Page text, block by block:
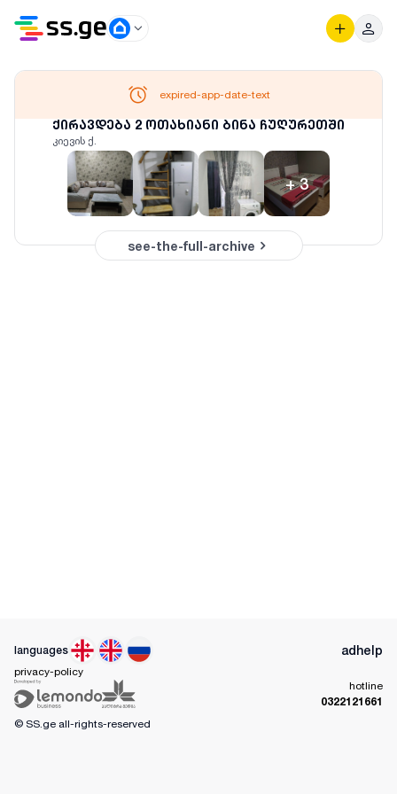
ქირავდება 2 ოთახიანი ბინა ჩუღურეთში
კიევის ქ.
+3
expired-app-date-text
see-the-full-archive
languages adhelp
privacy-policy
hotline
0322121661
© SS.ge all-rights-reserved